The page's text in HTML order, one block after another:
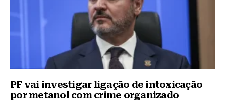
PF vai investigar ligação de intoxicação
por metanol com crime organizado